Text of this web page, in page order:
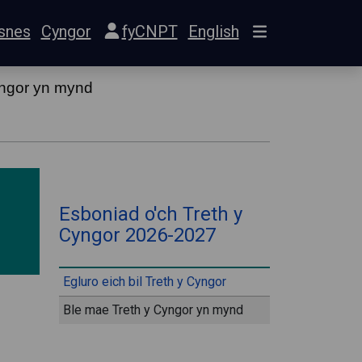
Cyngor fyCNPT English
yn mynd
Esboniad o'ch Treth y
Cyngor 2026-2027
Egluro eich bil Treth y Cyngor
Ble mae Treth y Cyngor yn mynd